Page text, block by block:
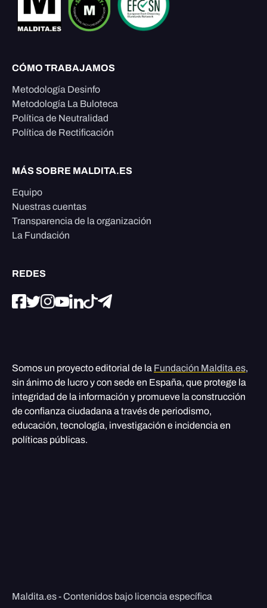
CÓMO TRABAJAMOS
Metodología Desinfo
Metodología La Buloteca
Política de Neutralidad
Política de Rectificación
MÁS SOBRE MALDITA.ES
Equipo
Nuestras cuentas
Transparencia de la organización
La Fundación
REDES
Somos un proyecto editorial de la Fundación Maldita.es,
sin ánimo de lucro y con sede en España, que protege la
integridad de la información y promueve la construcción
de confianza ciudadana a través de periodismo,
educación, tecnología, investigación e incidencia en
políticas públicas.
Maldita.es - Contenidos bajo licencia específica